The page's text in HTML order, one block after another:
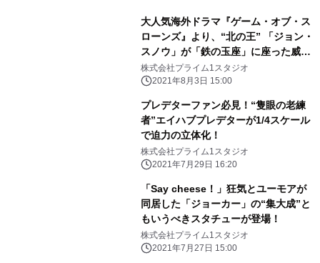
大人気海外ドラマ『ゲーム・オブ・ス
ローンズ』より、“北の王” 「ジョン・
スノウ」が「鉄の玉座」に座った威厳
ある姿で立体化！
株式会社プライム1スタジオ
2021年8月3日 15:00
プレデターファン必見！“隻眼の老練
者”エイハブプレデターが1/4スケール
で迫力の立体化！
株式会社プライム1スタジオ
2021年7月29日 16:20
「Say cheese！」狂気とユーモアが
同居した「ジョーカー」の“集大成”と
もいうべきスタチューが登場！
株式会社プライム1スタジオ
2021年7月27日 15:00